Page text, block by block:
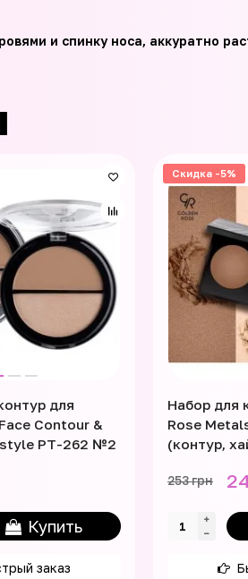
и спинку носа, аккуратно
для
Contour &
PT-262 №2
Купить
заказ
Скидка -5%
Набор для
Rose
(контур,
253 грн